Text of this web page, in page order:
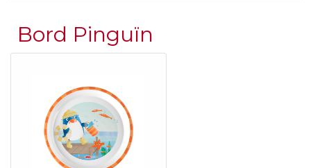
Bord Pinguïn